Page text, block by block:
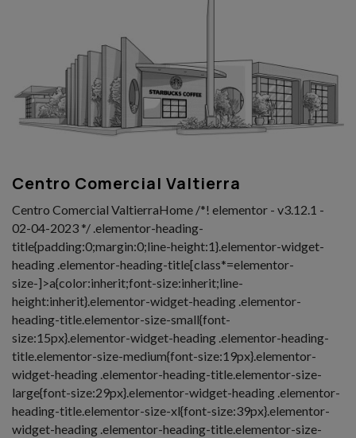
Centro Comercial Valtierra
Centro Comercial ValtierraHome /*! elementor - v3.12.1 -
02-04-2023 */ .elementor-heading-
title{padding:0;margin:0;line-height:1}.elementor-widget-
heading .elementor-heading-title[class*=elementor-
size-]>a{color:inherit;font-size:inherit;line-
height:inherit}.elementor-widget-heading .elementor-
heading-title.elementor-size-small{font-
size:15px}.elementor-widget-heading .elementor-heading-
title.elementor-size-medium{font-size:19px}.elementor-
widget-heading .elementor-heading-title.elementor-size-
large{font-size:29px}.elementor-widget-heading .elementor-
heading-title.elementor-size-xl{font-size:39px}.elementor-
widget-heading .elementor-heading-title.elementor-size-